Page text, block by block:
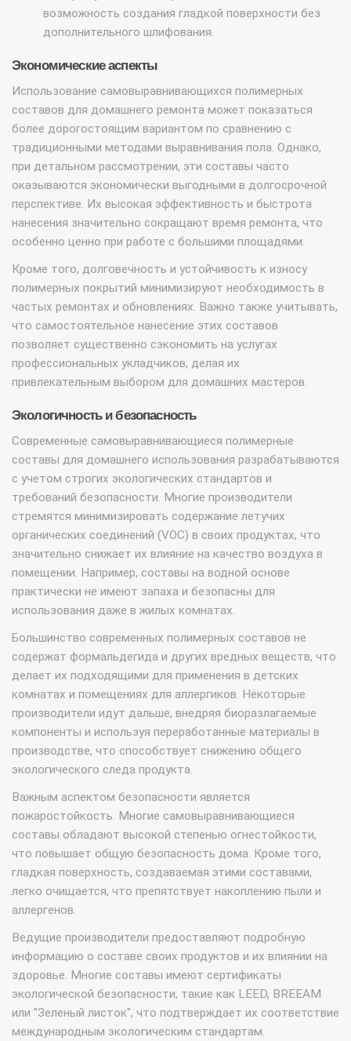
возможность создания гладкой поверхности без
дополнительного шлифования.
Экономические аспекты
Использование самовыравнивающихся полимерных
составов для домашнего ремонта может показаться
более дорогостоящим вариантом по сравнению с
традиционными методами выравнивания пола. Однако,
при детальном рассмотрении, эти составы часто
оказываются экономически выгодными в долгосрочной
перспективе. Их высокая эффективность и быстрота
нанесения значительно сокращают время ремонта, что
особенно ценно при работе с большими площадями.
Кроме того, долговечность и устойчивость к износу
полимерных покрытий минимизируют необходимость в
частых ремонтах и обновлениях. Важно также учитывать,
что самостоятельное нанесение этих составов
позволяет существенно сэкономить на услугах
профессиональных укладчиков, делая их
привлекательным выбором для домашних мастеров.
Экологичность и безопасность
Современные самовыравнивающиеся полимерные
составы для домашнего использования разрабатываются
с учетом строгих экологических стандартов и
требований безопасности. Многие производители
стремятся минимизировать содержание летучих
органических соединений (VOC) в своих продуктах, что
значительно снижает их влияние на качество воздуха в
помещении. Например, составы на водной основе
практически не имеют запаха и безопасны для
использования даже в жилых комнатах.
Большинство современных полимерных составов не
содержат формальдегида и других вредных веществ, что
делает их подходящими для применения в детских
комнатах и помещениях для аллергиков. Некоторые
производители идут дальше, внедряя биоразлагаемые
компоненты и используя переработанные материалы в
производстве, что способствует снижению общего
экологического следа продукта.
Важным аспектом безопасности является
пожаростойкость. Многие самовыравнивающиеся
составы обладают высокой степенью огнестойкости,
что повышает общую безопасность дома. Кроме того,
гладкая поверхность, создаваемая этими составами,
легко очищается, что препятствует накоплению пыли и
аллергенов.
Ведущие производители предоставляют подробную
информацию о составе своих продуктов и их влиянии на
здоровье. Многие составы имеют сертификаты
экологической безопасности, такие как LEED, BREEAM
или "Зеленый листок", что подтверждает их соответствие
международным экологическим стандартам.